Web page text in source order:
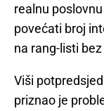
realnu
povećati broj
na rang-listi
Viši
priznao je